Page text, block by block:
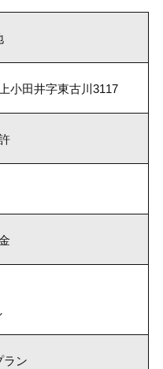
小田井字東古川3117
ラン